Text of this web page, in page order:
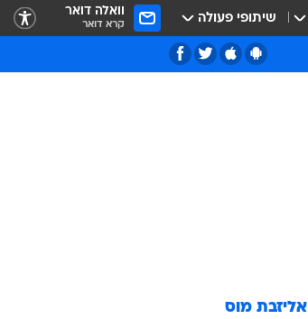
שיתופי פעולה וואלה דואר
קרא דואר
אליזבת מוס